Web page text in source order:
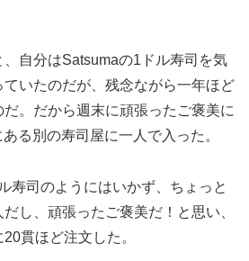
自分はSatsumaの1ドル寿司を気
いたのだが、残念ながら一年ほど
。だから週末に頑張ったご褒美に
る別の寿司屋に一人で入った。
寿司のようにはいかず、ちょっと
し、頑張ったご褒美だ！と思い、
貫ほど注文した。